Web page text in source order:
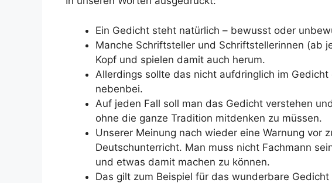
Ein Gedicht steht natürlich – bewusst oder
Manche Schriftsteller und Schriftstellerinnen (ab
Kopf und spielen damit auch herum.
Allerdings sollte das nicht aufdringlich im
nebenbei.
Auf jeden Fall soll man das Gedicht verstehen
ohne die ganze Tradition mitdenken zu müssen.
Unserer Meinung nach wieder eine Warnung vor
Deutschunterricht. Man muss nicht Fachmann
und etwas damit machen zu können.
Das gilt zum Beispiel für das wunderbare